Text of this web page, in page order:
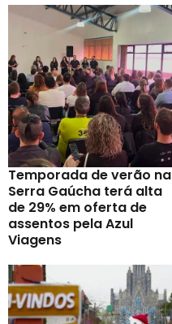
Temporada de verão na
Serra Gaúcha terá alta
de 29% em oferta de
assentos pela Azul
Viagens